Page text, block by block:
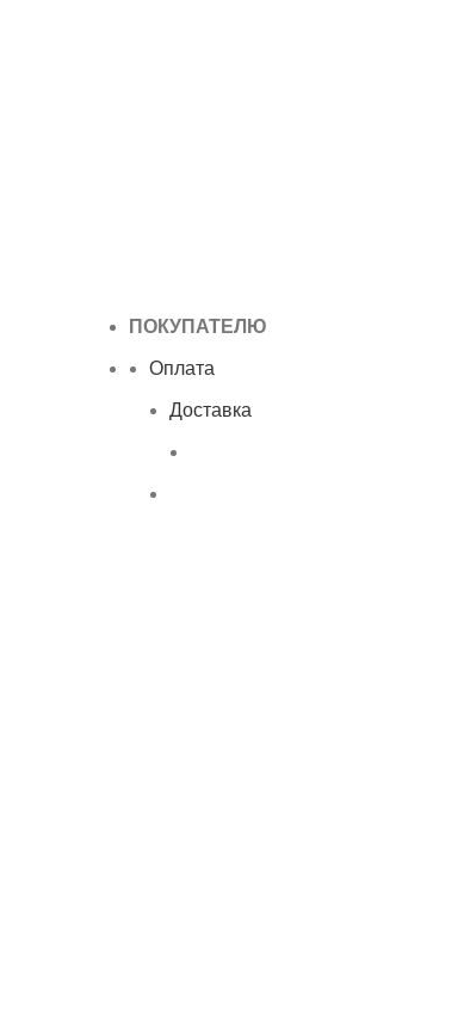
ПОКУПАТЕЛЮ
Оплата
Доставка